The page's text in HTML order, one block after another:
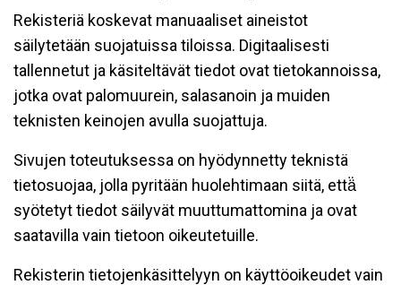
Rekisteriä koskevat manuaaliset aineistot
säilytetään suojatuissa tiloissa. Digitaalisesti
tallennetut ja käsiteltävät tiedot ovat tietokannoissa,
jotka ovat palomuurein, salasanoin ja muiden
teknisten keinojen avulla suojattuja.
Sivujen toteutuksessa on hyödynnetty teknistä
tietosuojaa, jolla pyritään huolehtimaan siitä, että̈
syötetyt tiedot säilyvät muuttumattomina ja ovat
saatavilla vain tietoon oikeutetuille.
Rekisterin tietojenkäsittelyyn on käyttöoikeudet vain